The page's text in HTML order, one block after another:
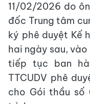
11/02/2026 do
đốc Trung tâm
ký phê duyệt Kế
hai ngày sau,
tiếp tục ban
TTCUDV phê
cho Gói thầu số